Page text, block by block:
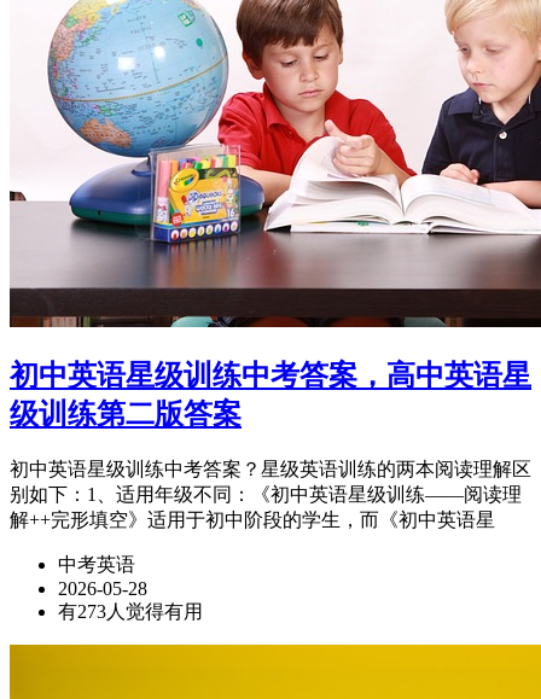
初中英语星级训练中考答案，高中英语星
级训练第二版答案
初中英语星级训练中考答案？星级英语训练的两本阅读理解区
别如下：1、适用年级不同：《初中英语星级训练——阅读理
解++完形填空》适用于初中阶段的学生，而《初中英语星
中考英语
2026-05-28
有273人觉得有用